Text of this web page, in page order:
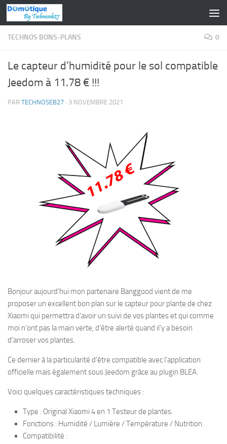
Skip to content
TECHNOS BONS-PLANS 0
Le capteur d’humidité pour le sol compatible
Jeedom à 11.78 € !!!
PAR TECHNOSEB27 · 3 NOVEMBRE 2021
Bonjour aujourd’hui mon partenaire Banggood vient de me
proposer un excellent bon plan sur le capteur pour plante de chez
Xiaomi qui permettra d’avoir un suivi de vos plantes et qui comme
moi n’ont pas la main verte, d’être alerté quand il’y a besoin
d’arroser vos plantes.
Ce dernier à la particularité d’être compatible avec l’application
officielle mais également sous Jeedom grâce au plugin BLEA.
Voici quelques caractéristiques techniques :
Type : Original Xiaomi 4 en 1 Testeur de plantes.
Fonctions : Humidité / Lumière / Température / Nutrition.
Compatibilité :